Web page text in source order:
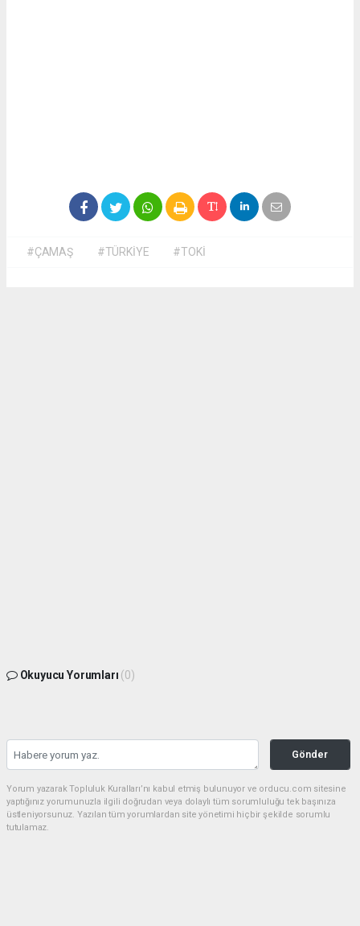
#ÇAMAŞ #TÜRKİYE #TOKİ
Okuyucu Yorumları (0)
Gönder
Yorum yazarak Topluluk Kuralları’nı kabul etmiş bulunuyor ve orducu.com sitesine
yaptığınız yorumunuzla ilgili doğrudan veya dolaylı tüm sorumluluğu tek başınıza
üstleniyorsunuz. Yazılan tüm yorumlardan site yönetimi hiçbir şekilde sorumlu
tutulamaz.